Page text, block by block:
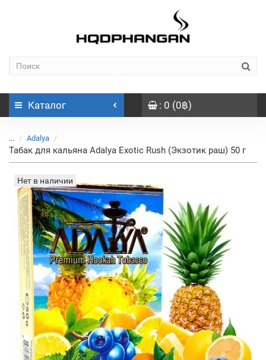
Каталог : 0 (0฿)
... Adalya
Табак для кальяна Adalya Exotic Rush (Экзотик раш) 50 г
Нет в наличии